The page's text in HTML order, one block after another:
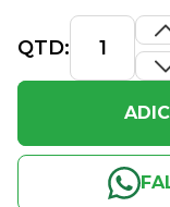
QTD: